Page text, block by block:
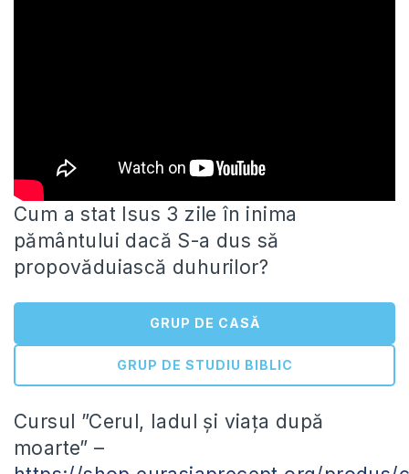
Cum a stat Isus 3 zile în inima
pământului dacă S-a dus să
propovăduiască duhurilor?
GRUP DE CASĂ
GRUP DE STUDIU BIBLIC
Cursul ”Cerul, Iadul și viața după
moarte” –